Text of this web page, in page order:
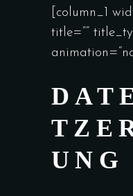
[column_1
title=““
UNG